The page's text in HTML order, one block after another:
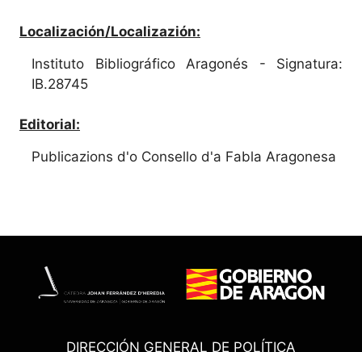
Localización/Localizazión:
Instituto Bibliográfico Aragonés - Signatura:
IB.28745
Editorial:
Publicazions d'o Consello d'a Fabla Aragonesa
DIRECCIÓN GENERAL DE POLÍTICA